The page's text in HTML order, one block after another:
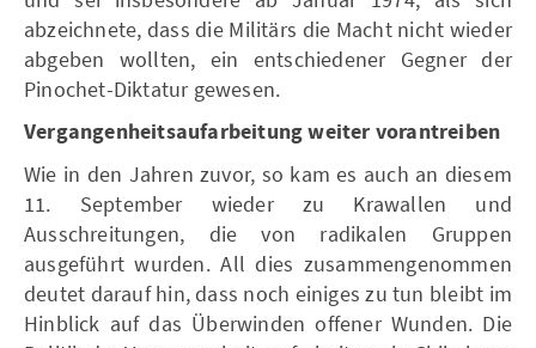
abzeichnete, dass die Militärs die Macht nicht wieder
abgeben wollten, ein entschiedener Gegner der
Pinochet-Diktatur gewesen.
Vergangenheitsaufarbeitung weiter vorantreiben
Wie in den Jahren zuvor, so kam es auch an diesem
11. September wieder zu Krawallen und
Ausschreitungen, die von radikalen Gruppen
ausgeführt wurden. All dies zusammengenommen
deutet darauf hin, dass noch einiges zu tun bleibt im
Hinblick auf das Überwinden offener Wunden. Die